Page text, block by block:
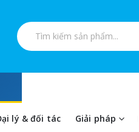
Tìm kiếm sản phẩm
lý & đối tác Giải pháp